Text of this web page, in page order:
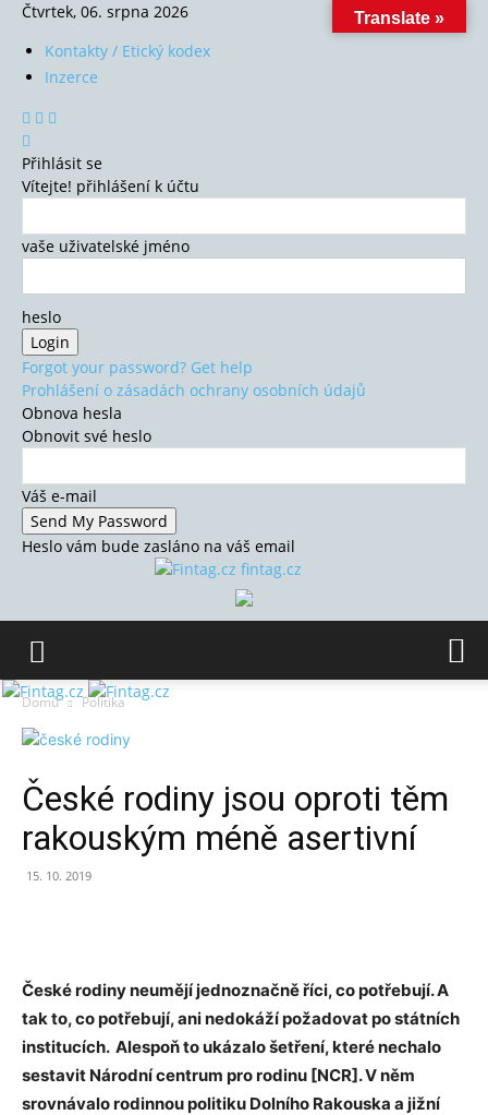
Čtvrtek, 06. srpna 2026
Kontakty / Etický kodex
Inzerce
Přihlásit se
Vítejte! přihlášení k účtu
vaše uživatelské jméno
heslo
Forgot your password? Get help
Prohlášení o zásadách ochrany osobních údajů
Obnova hesla
Obnovit své heslo
Váš e-mail
Heslo vám bude zasláno na váš email
fintag.cz
Domů Politika
České rodiny jsou oproti těm
rakouským méně asertivní
15. 10. 2019
České rodiny neumějí jednoznačně říci, co potřebují. A
tak to, co potřebují, ani nedokáží požadovat po státních
institucích. Alespoň to ukázalo šetření, které nechalo
sestavit Národní centrum pro rodinu [NCR]. V něm
srovnávalo rodinnou politiku Dolního Rakouska a jižní
Translate »